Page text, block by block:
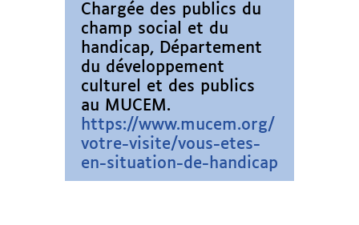
Chargée des publics du
champ social et du
handicap, Département
du développement
culturel et des publics
au MUCEM.
https://www.mucem.org/
votre-visite/vous-etes-
en-situation-de-handicap